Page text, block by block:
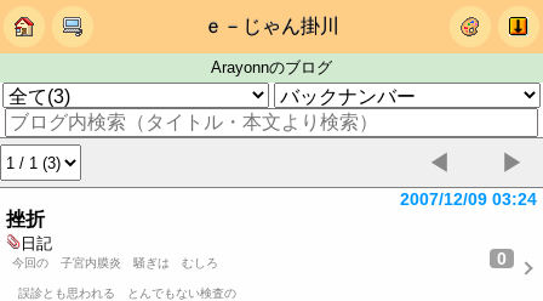
ｅ－じゃん掛川
Arayonnのブログ
◀ ▶
挫折
2007/12/09 03:24
日記
0
今回の 子宮内膜炎 騒ぎは むしろ
誤診とも思われる とんでもない検査の